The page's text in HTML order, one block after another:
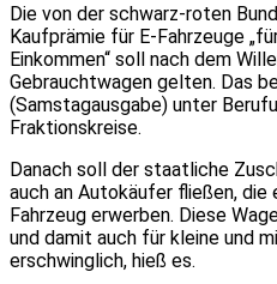
Die von der schwarz-roten
Kaufprämie für E-Fahrzeuge
Einkommen“ soll nach dem
Gebrauchtwagen gelten. Das
(Samstagausgabe) unter
Fraktionskreise.
Danach soll der staatliche
auch an Autokäufer fließen, die
Fahrzeug erwerben. Diese
und damit auch für kleine und
erschwinglich, hieß es.